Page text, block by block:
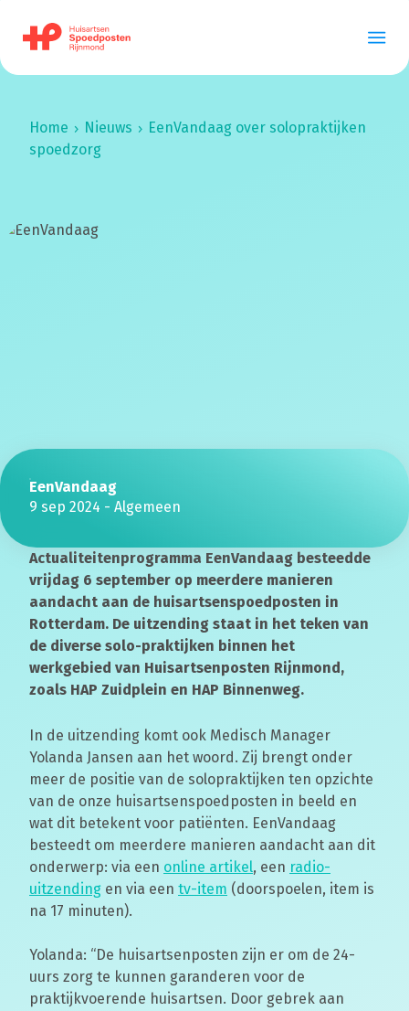
Home Nieuws
EenVandaag over solopraktijken
spoedzorg
EenVandaag
9 sep 2024 - Algemeen
Actualiteitenprogramma EenVandaag besteedde
vrijdag 6 september op meerdere manieren
aandacht aan de huisartsenspoedposten in
Rotterdam. De uitzending staat in het teken van
de diverse solo-praktijken binnen het
werkgebied van Huisartsenposten Rijnmond,
zoals HAP Zuidplein en HAP Binnenweg.
In de uitzending komt ook Medisch Manager
Yolanda Jansen aan het woord. Zij brengt onder
meer de positie van de solopraktijken ten opzichte
van de onze huisartsenspoedposten in beeld en
wat dit betekent voor patiënten. EenVandaag
besteedt om meerdere manieren aandacht aan dit
onderwerp: via een online artikel, een radio-
uitzending en via een tv-item (doorspoelen, item is
na 17 minuten).
Yolanda: “De huisartsenposten zijn er om de 24-
uurs zorg te kunnen garanderen voor de
praktijkvoerende huisartsen. Door gebrek aan